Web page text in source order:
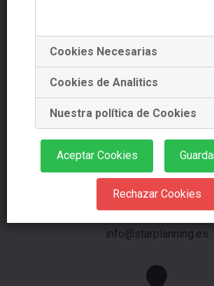
Navegador de artículos
+34 881 978 488
+34 639 353 661
info@starplanning.es
Cookies Necesarias
Cookies de Analitics
Nuestra política de Cookies
Aceptar Cookies
Rechazar Cookies